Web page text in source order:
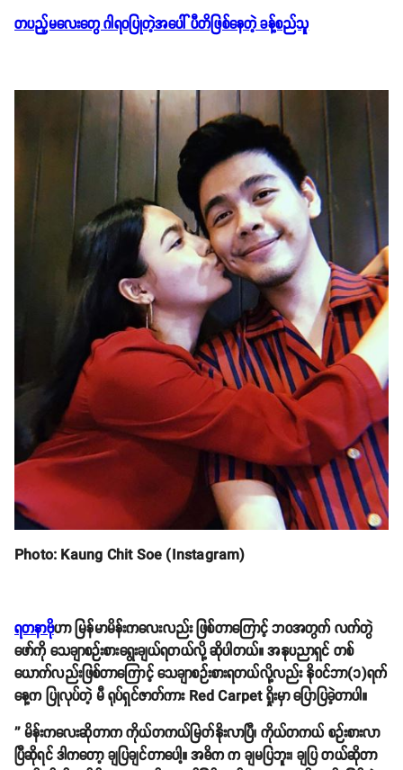
တပည့်မလေးတွေ ဂါရဝပြုတဲ့အပေါ် ပီတိဖြစ်နေတဲ့ ခန့်စည်သူ
Photo: Kaung Chit Soe (Instagram)
ရတနာဗိုဟာ မြန်မာမိန်းကလေးလည်း ဖြစ်တာကြောင့် ဘဝအတွက် လက်တွဲ
ဖော်ကို သေချာစဉ်းစားရွေးချယ်ရတယ်လို့ ဆိုပါတယ်။ အနုပညာရှင် တစ်
ယောက်လည်းဖြစ်တာကြောင့် သေချာစဉ်းစားရတယ်လို့လည်း နိုဝင်ဘာ(၁)ရက်
နေ့က ပြုလုပ်တဲ့ မီ ရုပ်ရှင်ဇာတ်ကား Red Carpet ရှိုးမှာ ပြောပြခဲ့တာပါ။
'' မိန်းကလေးဆိုတာက ကိုယ်တကယ်မြတ်နိုးလာပြီ၊ ကိုယ်တကယ် စဉ်းစားလာ
ပြီဆိုရင် ဒါကတော့ ချပြချင်တာပေါ့။ အဓိက က ချမပြဘူး၊ ချပြ တယ်ဆိုတာ